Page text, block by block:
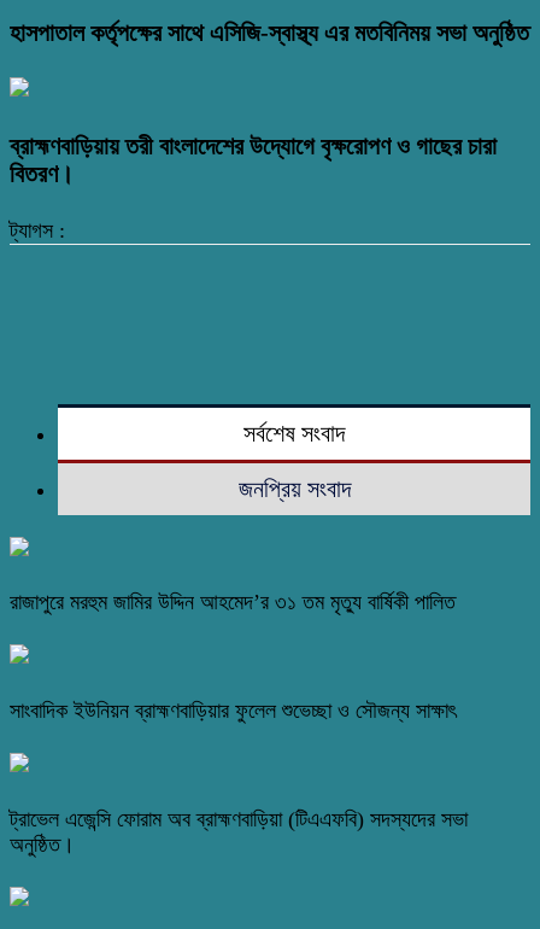
হাসপাতাল কর্তৃপক্ষের সাথে এসিজি-স্বাস্থ্য এর মতবিনিময় সভা অনুষ্ঠিত
ব্রাহ্মণবাড়িয়ায় তরী বাংলাদেশের উদ্যোগে বৃক্ষরোপণ ও গাছের চারা
বিতরণ।
ট্যাগস :
সর্বশেষ সংবাদ
জনপ্রিয় সংবাদ
রাজাপুরে মরহুম জামির উদ্দিন আহমেদ’র ৩১ তম মৃত্যু বার্ষিকী পালিত
সাংবাদিক ইউনিয়ন ব্রাহ্মণবাড়িয়ার ফুলেল শুভেচ্ছা ও সৌজন্য সাক্ষাৎ
ট্রাভেল এজেন্সি ফোরাম অব ব্রাহ্মণবাড়িয়া (টিএএফবি) সদস্যদের সভা
অনুষ্ঠিত।